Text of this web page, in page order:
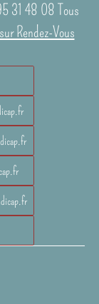
31 48 08 Tous
Rendez-Vous